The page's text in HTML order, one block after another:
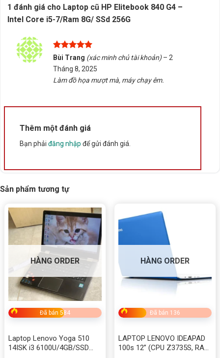
cầu sử dụng tại Buôn Ma Thuột, Đắk Lắk, hãy liên hệ
Tấn Phát AD để được tư vấn chọn đúng sản phẩm, hỗ
trợ kiểm tra tương thích và nhận báo giá nhanh chóng.
Rate this product
Bấm 5 sao để ủng hộ shop
Xuất xứ Trung Quốc
1 đánh giá cho Laptop cũ HP Elitebook 840 G4 –
Intel Core i5-7/Ram 8G/ SSd 256G
Được xếp
5
sao
Bùi Trang (xác minh chủ tài khoản) – 2
Tháng 8, 2025
Làm đồ họa mượt mà, máy chạy êm.
Thêm một đánh giá
Bạn phải đăng nhập để gửi đánh giá.
Sản phẩm tương tự
HÀNG ORDER
Đã bán 584
Laptop Lenovo Yoga 510
14ISK i3 6100U/4GB/SSD
HÀNG ORDER
Đã bán 136
LAPTOP LENOVO IDEAPAD
100s 12” (CPU Z3735S, RAM